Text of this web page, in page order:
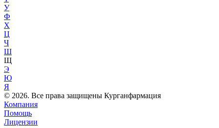
У
Ф
Х
Ц
Ч
Ш
Щ
Э
Ю
Я
© 2026. Все права защищены Курганфармация
Компания
Помощь
Лицензии